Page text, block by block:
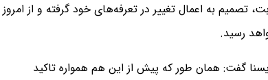
تصمیم به اعمال تغییر در تعرفه‌های خود گرفته و از امروز
رسید.
گفت: همان طور که پیش از این هم همواره تاکید